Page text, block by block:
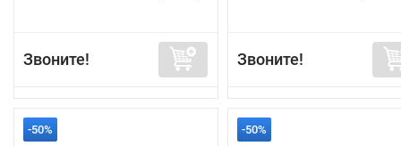
Звоните! Звоните!
-50% -50%